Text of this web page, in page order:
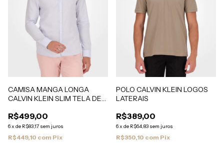
CAMISA MANGA LONGA
CALVIN KLEIN SLIM TELA DE
R$499,00
6x de R$83,17 sem juros
R$449,10 com Pix
POLO CALVIN KLEIN LOGOS
LATERAIS
R$389,00
6x de R$64,83 sem juros
R$350,10 com Pix